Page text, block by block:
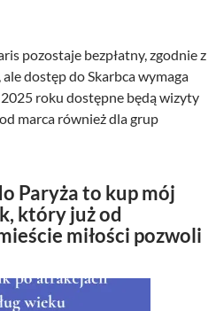
pozostaje bezpłatny, zgodnie z
dostęp do Skarbca wymaga
roku dostępne będą wizyty
marca również dla grup
Paryża to kup mój
który już od
miłości pozwoli